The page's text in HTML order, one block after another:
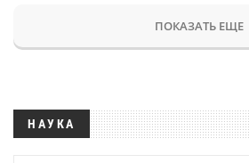
ПОКАЗАТЬ ЕЩЕ
НАУКА